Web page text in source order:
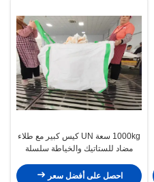
1000kg سعة UN كيس كبير مع طلاء
مضاد للستاتيك والخياطة سلسلة
احصل على أفضل سعر